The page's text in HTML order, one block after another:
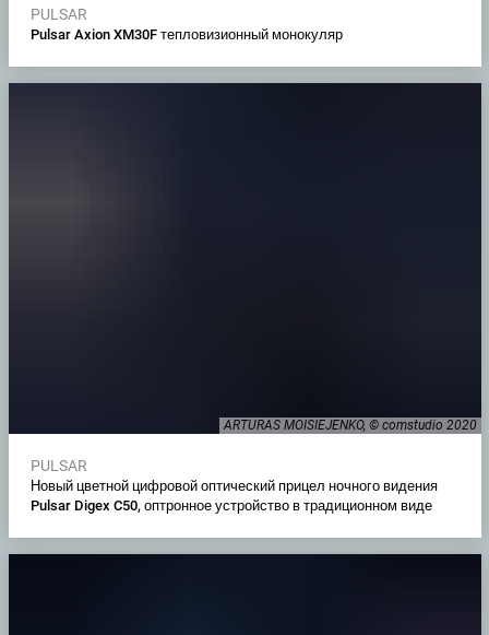
PULSAR
Pulsar Axion XM30F тепловизионный монокуляр
ARTURAS MOISIEJENKO, © comstudio 2020
PULSAR
Новый цветной цифровой оптический прицел ночного видения
Pulsar Digex C50, оптронное устройство в традиционном виде